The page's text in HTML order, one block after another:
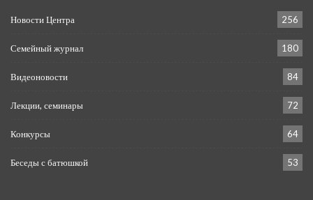
Новости Центра 256
Семейный журнал 180
Видеоновости 84
Лекции, семинары 72
Конкурсы 64
Беседы с батюшкой 53